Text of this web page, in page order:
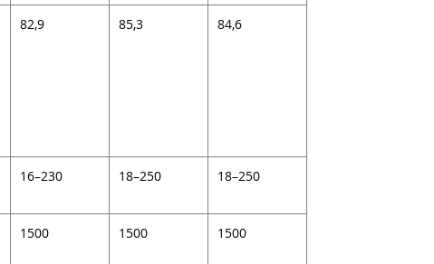
82,9 85,3 84,6
16–230 18–250 18–250
1500 1500 1500